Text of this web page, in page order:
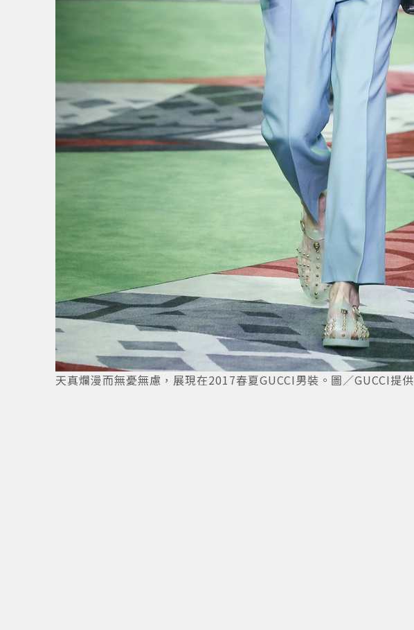
天真爛漫而無憂無慮，展現在2017春夏GUCCI男裝。圖／GUCCI提供